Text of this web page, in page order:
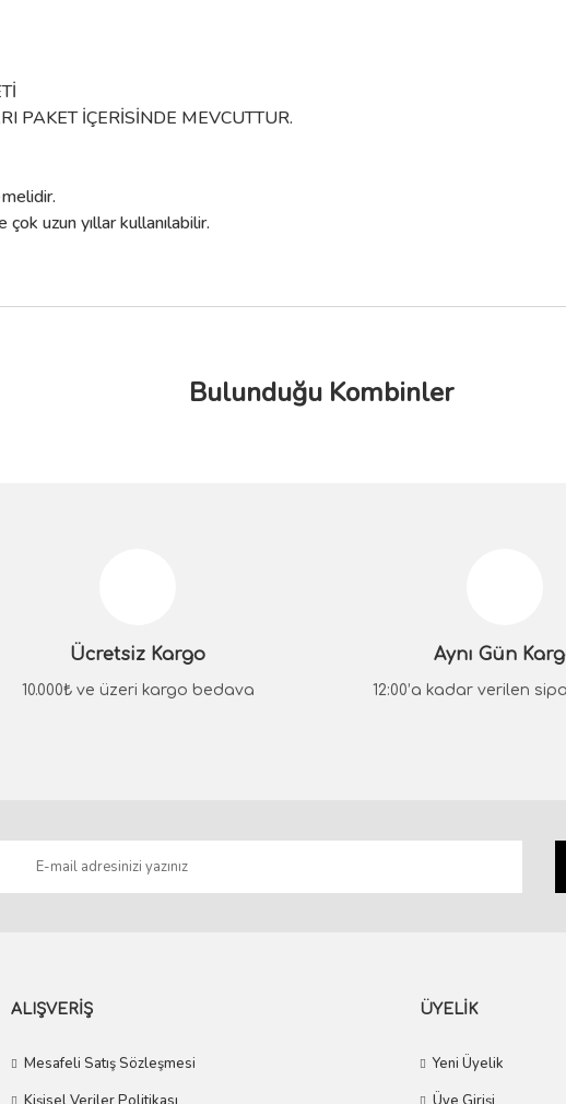
PAKET İÇERİSİNDE MEVCUTTUR.
uzun yıllar kullanılabilir.
konularda yetersiz gördüğünüz noktaları öneri formunu kullanarak tarafımıza
Bulunduğu Kombinler
System
GIADA Krom Kapı Kolu System
Ücretsiz Kargo
10.000₺ ve üzeri kargo bedava
Aynı Gün
12:00’a kadar verilen
ALIŞVERİŞ
Mesafeli Satış Sözleşmesi
ÜYELİK
Yeni Üyelik